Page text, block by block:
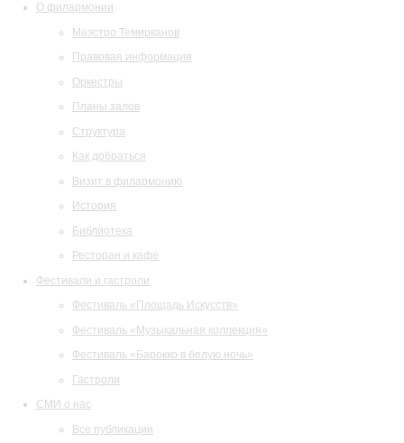
О филармонии
Маэстро Темирканов
Правовая информация
Оркестры
Планы залов
Структура
Как добраться
Визит в филармонию
История
Библиотека
Ресторан и кафе
Фестивали и гастроли
Фестиваль «Площадь Искусств»
Фестиваль «Музыкальная коллекция»
Фестиваль «Барокко в белую ночь»
Гастроли
СМИ о нас
Все публикации